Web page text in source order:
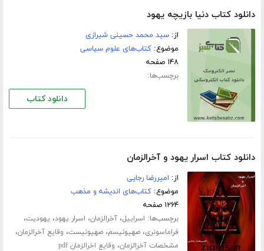
دانلود کتاب دنیا بازیچه یهود
از:سید محمد حسینی شیرازی
موضوع:کتاب‌های علوم سیاسی
۱۴۸ صفحه
برچسب‌ها:
دانلود کتاب
دانلود کتاب اسرار یهود و آخرالزمان
از: امیررضا رجایی
موضوع:کتاب‌های اندیشه و مذهب
۱۲۶۴ صفحه
برچسب‌ها: اسراییل،آخرالزمان، اسرار یهود، یهودیت،
فراماسونری،صهیونیسم،صهیونیست، وقایع آخرالزمان،
مشخصات آخرالزمان، وقایع اخرالزمان pdf